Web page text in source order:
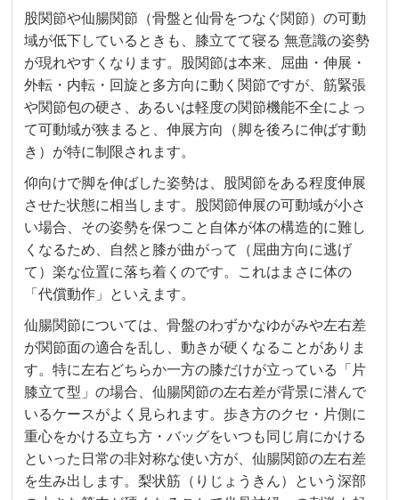
股関節や仙腸関節（骨盤と仙骨をつなぐ関節）の可動
域が低下しているときも、膝立てて寝る 無意識の姿勢
が現れやすくなります。股関節は本来、屈曲・伸展・
外転・内転・回旋と多方向に動く関節ですが、筋緊張
や関節包の硬さ、あるいは軽度の関節機能不全によっ
て可動域が狭まると、伸展方向（脚を後ろに伸ばす動
き）が特に制限されます。
仰向けで脚を伸ばした姿勢は、股関節をある程度伸展
させた状態に相当します。股関節伸展の可動域が小さ
い場合、その姿勢を保つこと自体が体の構造的に難し
くなるため、自然と膝が曲がって（屈曲方向に逃げ
て）楽な位置に落ち着くのです。これはまさに体の
「代償動作」といえます。
仙腸関節については、骨盤のわずかなゆがみや左右差
が関節面の適合を乱し、動きが硬くなることがありま
す。特に左右どちらか一方の膝だけが立っている「片
膝立て型」の場合、仙腸関節の左右差が背景に潜んで
いるケースがよく見られます。歩き方のクセ・片側に
重心をかける立ち方・バッグをいつも同じ肩にかける
といった日常の非対称な使い方が、仙腸関節の左右差
を生み出します。梨状筋（りじょうきん）という深部